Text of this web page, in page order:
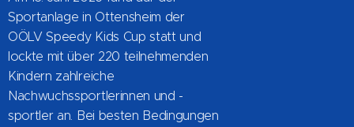
Sportanlage in Ottensheim der
OÖLV Speedy Kids Cup statt und
lockte mit über 220 teilnehmenden
Kindern zahlreiche
Nachwuchssportlerinnen und -
sportler an. Bei besten Bedingungen